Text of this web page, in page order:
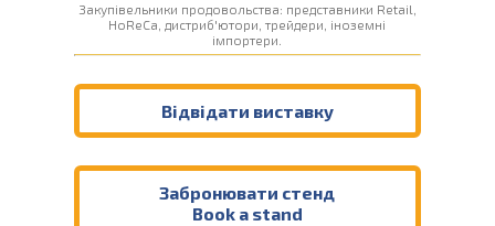
Закупівельники продовольства: представники Retail,
HoReCa, дистриб'ютори, трейдери, іноземні
імпортери.
Відвідати виставку
Забронювати стенд
Book a stand